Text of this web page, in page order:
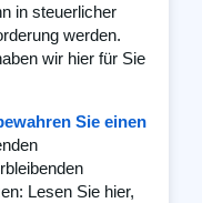
in steuerlicher
werden.
wir hier für Sie
Sie einen
Lesen Sie hier,